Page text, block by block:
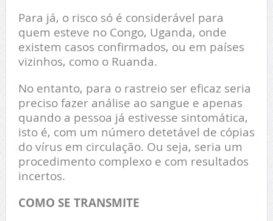
Para já, o risco só é considerável para
quem esteve no Congo, Uganda, onde
existem casos confirmados, ou em países
vizinhos, como o Ruanda.
No entanto, para o rastreio ser eficaz seria
preciso fazer análise ao sangue e apenas
quando a pessoa já estivesse sintomática,
isto é, com um número detetável de cópias
do vírus em circulação. Ou seja, seria um
procedimento complexo e com resultados
incertos.
COMO SE TRANSMITE